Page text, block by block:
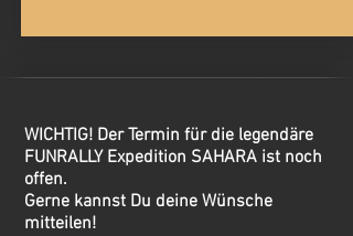
WICHTIG! Der Termin für die legendäre
FUNRALLY Expedition SAHARA ist noch
offen.
Gerne kannst Du deine Wünsche
mitteilen!